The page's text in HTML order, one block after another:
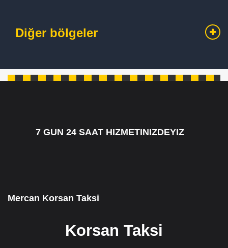
Diğer bölgeler
7 GUN 24 SAAT HIZMETINIZDEYIZ
7/24 CAGRI HATTIMIZ 05349795098
Mercan Korsan Taksi
Korsan Taksi